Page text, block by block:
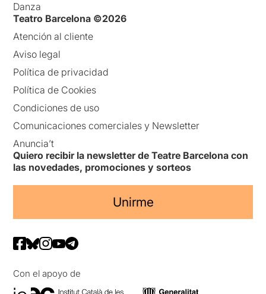
Danza
Teatro Barcelona ©2026
Atención al cliente
Aviso legal
Política de privacidad
Política de Cookies
Condiciones de uso
Comunicaciones comerciales y Newsletter
Anuncia’t
Quiero recibir la newsletter de Teatre Barcelona con
las novedades, promociones y sorteos
Unirme
Con el apoyo de